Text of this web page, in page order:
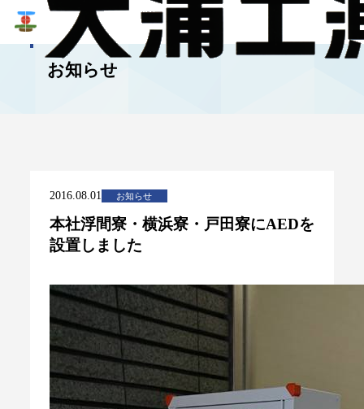
お知らせ
NEWS
2016.08.01 お知らせ
本社浮間寮・横浜寮・戸田寮にAEDを
設置しました